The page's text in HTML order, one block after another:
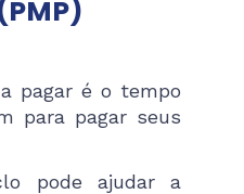
pagar é o tempo
para pagar seus
pode ajudar a